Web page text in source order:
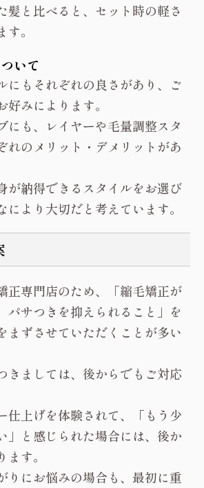
髪と比べると、セット時の軽さ
。
いて
にもそれぞれの良さがあり、ご
みによります。
にも、レイヤーや毛量調整スタ
れのメリット・デメリットがあ
が納得できるスタイルをお選び
により大切だと考えています。
正専門店のため、「縮毛矯正が
パサつきを抑えられること」を
まずさせていただくことが多い
きましては、後からでもご対応
仕上げを体験されて、「もう少
」と感じられた場合には、後か
す。
りにお悩みの場合も、最初に重